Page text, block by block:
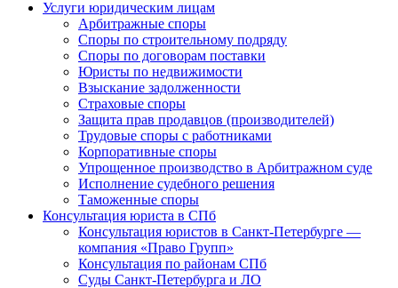
Услуги юридическим лицам
Арбитражные споры
Споры по строительному подряду
Споры по договорам поставки
Юристы по недвижимости
Взыскание задолженности
Страховые споры
Защита прав продавцов (производителей)
Трудовые споры с работниками
Корпоративные споры
Упрощенное производство в Арбитражном суде
Исполнение судебного решения
Таможенные споры
Консультация юриста в СПб
Консультация юристов в Санкт-Петербурге —
компания «Право Групп»
Консультация по районам СПб
Суды Санкт-Петербурга и ЛО